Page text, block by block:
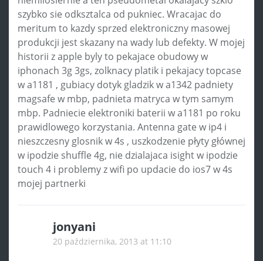
szybko sie odksztalca od pukniec. Wracajac do
meritum to kazdy sprzed elektroniczny masowej
produkcji jest skazany na wady lub defekty. W mojej
historii z apple byly to pekajace obudowy w
iphonach 3g 3gs, zolknacy platik i pekajacy topcase
w a1181 , gubiacy dotyk gladzik w a1342 padniety
magsafe w mbp, padnieta matryca w tym samym
mbp. Padniecie elektroniki baterii w a1181 po roku
prawidlowego korzystania. Antenna gate w ip4 i
nieszczesny glosnik w 4s , uszkodzenie płyty głównej
w ipodzie shuffle 4g, nie dzialajaca isight w ipodzie
touch 4 i problemy z wifi po updacie do ios7 w 4s
mojej partnerki
jonyani
20 października, 2013 at 11:10